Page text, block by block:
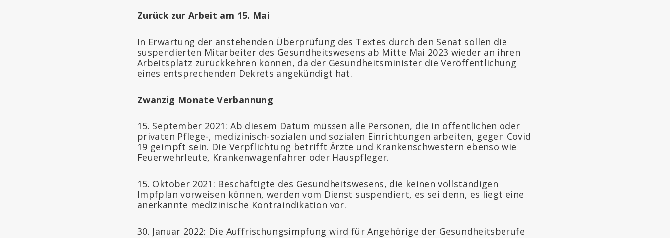
Zurück zur Arbeit am 15. Mai
In Erwartung der anstehenden Überprüfung des Textes durch den Senat sollen die
suspendierten Mitarbeiter des Gesundheitswesens ab Mitte Mai 2023 wieder an ihren
Arbeitsplatz zurückkehren können, da der Gesundheitsminister die Veröffentlichung
eines entsprechenden Dekrets angekündigt hat.
Zwanzig Monate Verbannung
15. September 2021: Ab diesem Datum müssen alle Personen, die in öffentlichen oder
privaten Pflege-, medizinisch-sozialen und sozialen Einrichtungen arbeiten, gegen Covid
19 geimpft sein. Die Verpflichtung betrifft Ärzte und Krankenschwestern ebenso wie
Feuerwehrleute, Krankenwagenfahrer oder Hauspfleger.
15. Oktober 2021: Beschäftigte des Gesundheitswesens, die keinen vollständigen
Impfplan vorweisen können, werden vom Dienst suspendiert, es sei denn, es liegt eine
anerkannte medizinische Kontraindikation vor.
30. Januar 2022: Die Auffrischungsimpfung wird für Angehörige der Gesundheitsberufe